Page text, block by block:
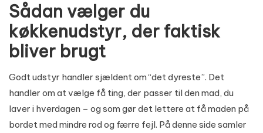
Sådan vælger du
køkkenudstyr, der faktisk
bliver brugt
Godt udstyr handler sjældent om “det dyreste”. Det
handler om at vælge få ting, der passer til den mad, du
laver i hverdagen – og som gør det lettere at få maden på
bordet med mindre rod og færre fejl. På denne side samler